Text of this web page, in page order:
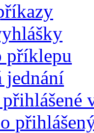
příklepu
jednání